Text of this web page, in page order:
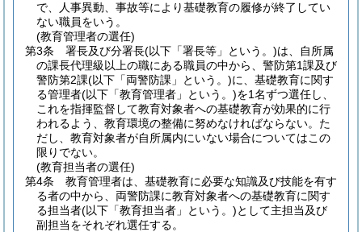
で、人事異動、事故等により基礎教育の履修が終了してい
ない職員をいう。
(教育管理者の選任)
第3条
署長及び分署長(以下「署長等」という。)は、自所属
の課長代理級以上の職にある職員の中から、警防第1課及び
警防第2課(以下「両警防課」という。)に、基礎教育に関す
る管理者(以下「教育管理者」という。)を1名ずつ選任し、
これを指揮監督して教育対象者への基礎教育が効果的に行
われるよう、教育環境の整備に努めなければならない。 た
だし、教育対象者が自所属内にいない場合についてはこの
限りでない。
(教育担当者の選任)
第4条
教育管理者は、基礎教育に必要な知識及び技能を有す
る者の中から、両警防課に教育対象者への基礎教育に関す
る担当者(以下「教育担当者」という。)として主担当及び
副担当をそれぞれ選任する。